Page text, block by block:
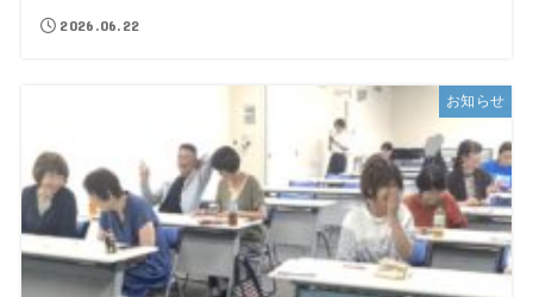
2026.06.22
お知らせ